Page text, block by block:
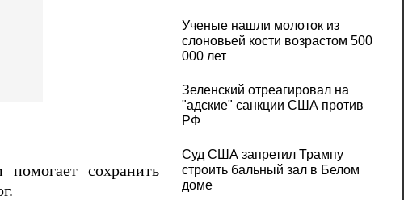
сохранить
Ученые нашли молоток из
слоновьей кости возрастом 500
000 лет
Зеленский отреагировал на
"адские" санкции США против
РФ
Суд США запретил Трампу
строить бальный зал в Белом
доме